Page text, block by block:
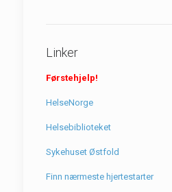
Linker
Førstehjelp!
HelseNorge
Helsebiblioteket
Sykehuset Østfold
Finn nærmeste hjertestarter